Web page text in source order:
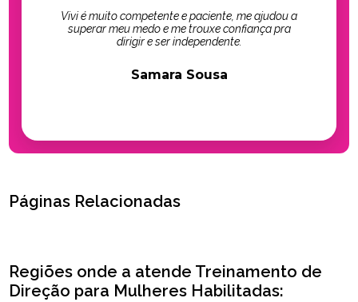
Vivi é muito competente e paciente, me ajudou a
superar meu medo e me trouxe confiança pra
dirigir e ser independente.
Samara Sousa
Páginas Relacionadas
Regiões onde a atende Treinamento de
Direção para Mulheres Habilitadas: